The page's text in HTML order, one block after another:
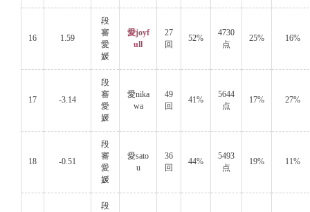
16 1.59
段
審
愛
媛
愛joyf
ull
27
回
52%
4730
点
25% 16%
17 -3.14
段
審
愛
媛
愛nika
wa
49
回
41%
5644
点
17% 27%
18 -0.51
段
審
愛
媛
愛sato
u
36
回
44%
5493
点
19% 11%
段